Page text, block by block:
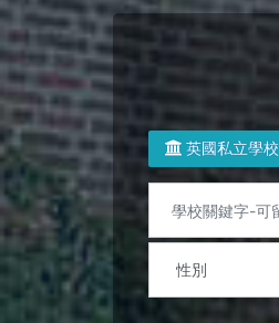
英國私立學校